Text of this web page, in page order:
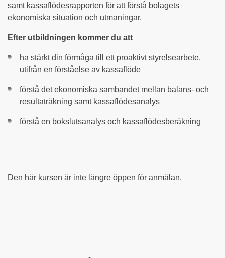
samt kassaflödesrapporten för att förstå bolagets
ekonomiska situation och utmaningar.
Efter utbildningen kommer du att
ha stärkt din förmåga till ett proaktivt styrelsearbete,
utifrån en förståelse av kassaflöde
förstå det ekonomiska sambandet mellan balans- och
resultaträkning samt kassaflödesanalys
förstå en bokslutsanalys och kassaflödesberäkning
Den här kursen är inte längre öppen för anmälan.